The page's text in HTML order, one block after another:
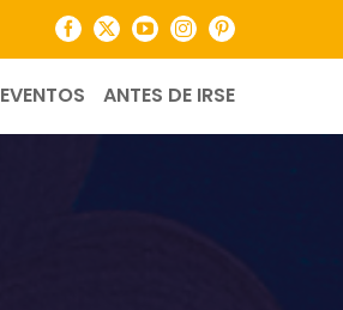
Facebook
X YouTubeInstagramPinterest
EVENTOS ANTES DE IRSE